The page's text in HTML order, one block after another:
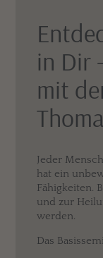
in Dir
mit
Jeder
hat ein
Fähigkeiten.
und zur
werden.
Das